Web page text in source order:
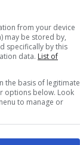
from your device
may be stored by,
specifically by this
data. List of
the basis of legitimate
options below. Look
to manage or